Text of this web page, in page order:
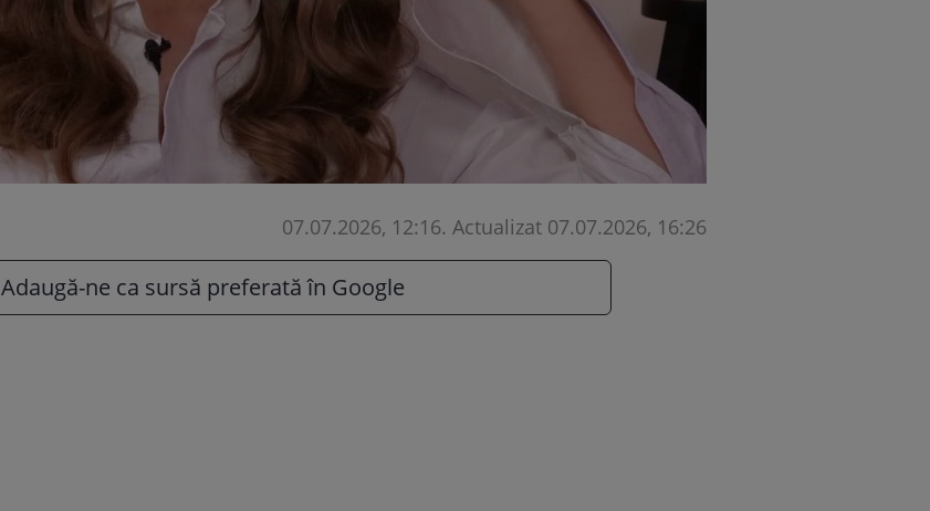
07.07.2026, 12:16. Actualizat 07.07.2026, 16:26
Adaugă-ne ca sursă preferată în Google